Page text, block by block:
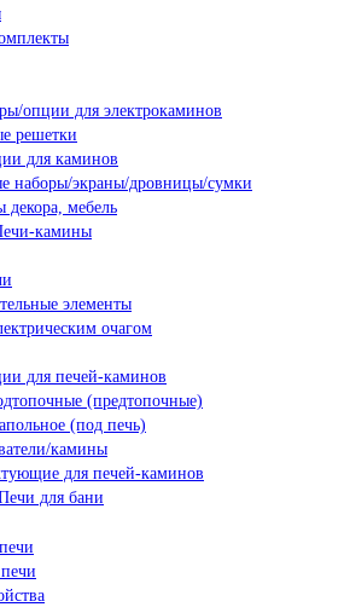
опции для электрокаминов
решетки
для каминов
наборы/экраны/дровницы/сумки
декора, мебель
камины
элементы
очагом
для печей-каминов
(предтопочные)
(под печь)
камины
для печей-каминов
для бани